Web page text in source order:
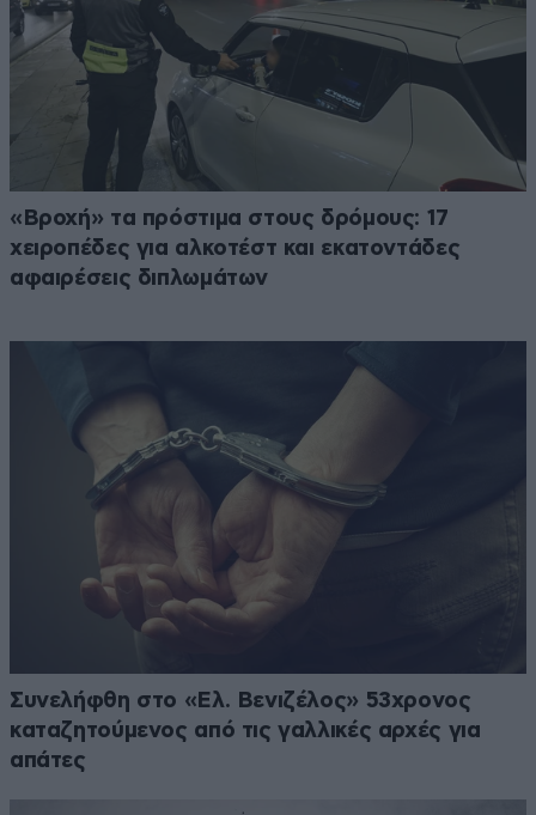
«Βροχή» τα πρόστιμα στους δρόμους: 17
χειροπέδες για αλκοτέστ και εκατοντάδες
αφαιρέσεις διπλωμάτων
Συνελήφθη στο «Ελ. Βενιζέλος» 53χρονος
καταζητούμενος από τις γαλλικές αρχές για
απάτες